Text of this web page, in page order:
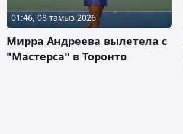
01:46, 08 тамыз 2026
Мирра Андреева вылетела с
"Мастерса" в Торонто